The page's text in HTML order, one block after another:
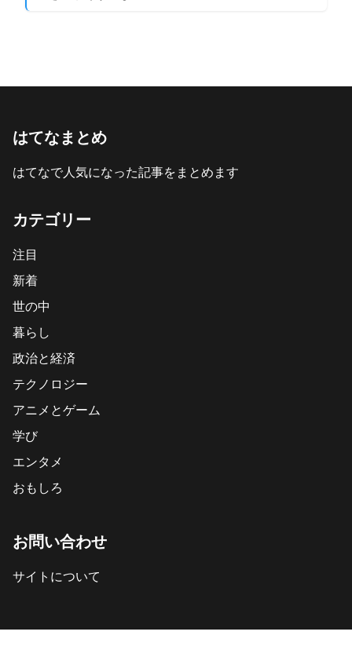
はてなまとめ
はてなで人気になった記事をまとめます
カテゴリー
注目
新着
世の中
暮らし
政治と経済
テクノロジー
アニメとゲーム
学び
エンタメ
おもしろ
お問い合わせ
サイトについて